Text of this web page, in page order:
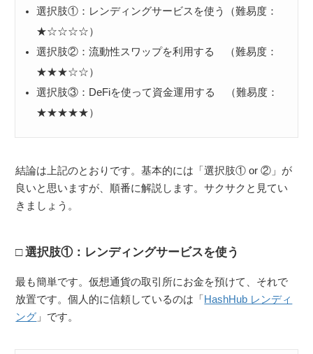
選択肢①：レンディングサービスを使う（難易度：
★☆☆☆☆）
選択肢②：流動性スワップを利用する （難易度：
★★★☆☆）
選択肢③：DeFiを使って資金運用する （難易度：
★★★★★）
結論は上記のとおりです。基本的には「選択肢① or ②」が
良いと思いますが、順番に解説します。サクサクと見てい
きましょう。
選択肢①：レンディングサービスを使う
最も簡単です。仮想通貨の取引所にお金を預けて、それで
放置です。個人的に信頼しているのは「HashHub レンディ
ング 」です。